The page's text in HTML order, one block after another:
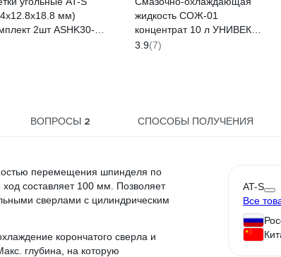
мм)
2шт ASHK30-
жидкость СОЖ-01
концентрат 10 л УНИВЕКО
4620002840488
3.9(7)
ВОПРОСЫ 2 СПОСОБЫ ПОЛУЧЕНИЯ
перемещения шпинделя по
составляет 100 мм. Позволяет
сверлами с цилиндрическим
корончатого сверла и
глубина, на которую
AT-S
Все